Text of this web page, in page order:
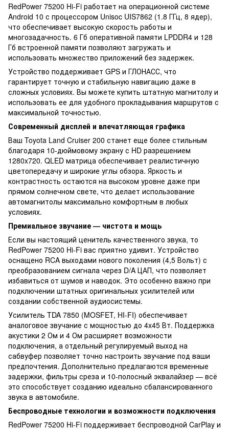
RedPower 75200 Hi-Fi работает на операционной системе
Android 10 с процессором Unisoc UIS7862 (1.8 ГГц, 8 ядер),
что обеспечивает высокую скорость работы и
многозадачность. 6 Гб оперативной памяти LPDDR4 и 128
Гб встроенной памяти позволяют загружать и
использовать множество приложений без задержек.
Устройство поддерживает GPS и ГЛОНАСС, что
гарантирует точную и стабильную навигацию даже в
сложных условиях. Вы можете купить штатную магнитолу и
использовать ее для удобного прокладывания маршрутов с
максимальной точностью.
Современный дисплей и впечатляющая графика
Ваш Toyota Land Cruiser 200 станет еще более стильным
благодаря 10-дюймовому экрану с HD разрешением
1280x720. QLED матрица обеспечивает реалистичную
цветопередачу и широкие углы обзора. Яркость и
контрастность остаются на высоком уровне даже при
прямом солнечном свете, что делает использование
автомагнитолы максимально комфортным в любых
условиях.
Премиальное звучание — чистота и мощь
Если вы настоящий ценитель качественного звука, то
RedPower 75200 Hi-Fi вас приятно удивит. Устройство
оснащено RCA выходами нового поколения (4,5 Вольт) с
преобразованием сигнала через D/A ЦАП, что позволяет
избавиться от шумов и наводок. Это особенно важно при
подключении штатных оригинальных усилителей или
создании собственной аудиосистемы.
Усилитель TDA 7850 (MOSFET, HI-FI) обеспечивает
аналоговое звучание с мощностью до 4x45 Вт. Поддержка
акустики 2 Ом и 4 Ом расширяет возможности
подключения, а отдельный регулируемый выход на
сабвуфер позволяет точно настроить звучание под ваши
предпочтения. Дополнительно предлагаются временные
задержки, фильтры среза и 10-полосный эквалайзер — всё
это способствует созданию идеально сбалансированного
звука в автомобиле.
Беспроводные технологии и возможности подключения
RedPower 75200 Hi-Fi поддерживает беспроводной CarPlay и